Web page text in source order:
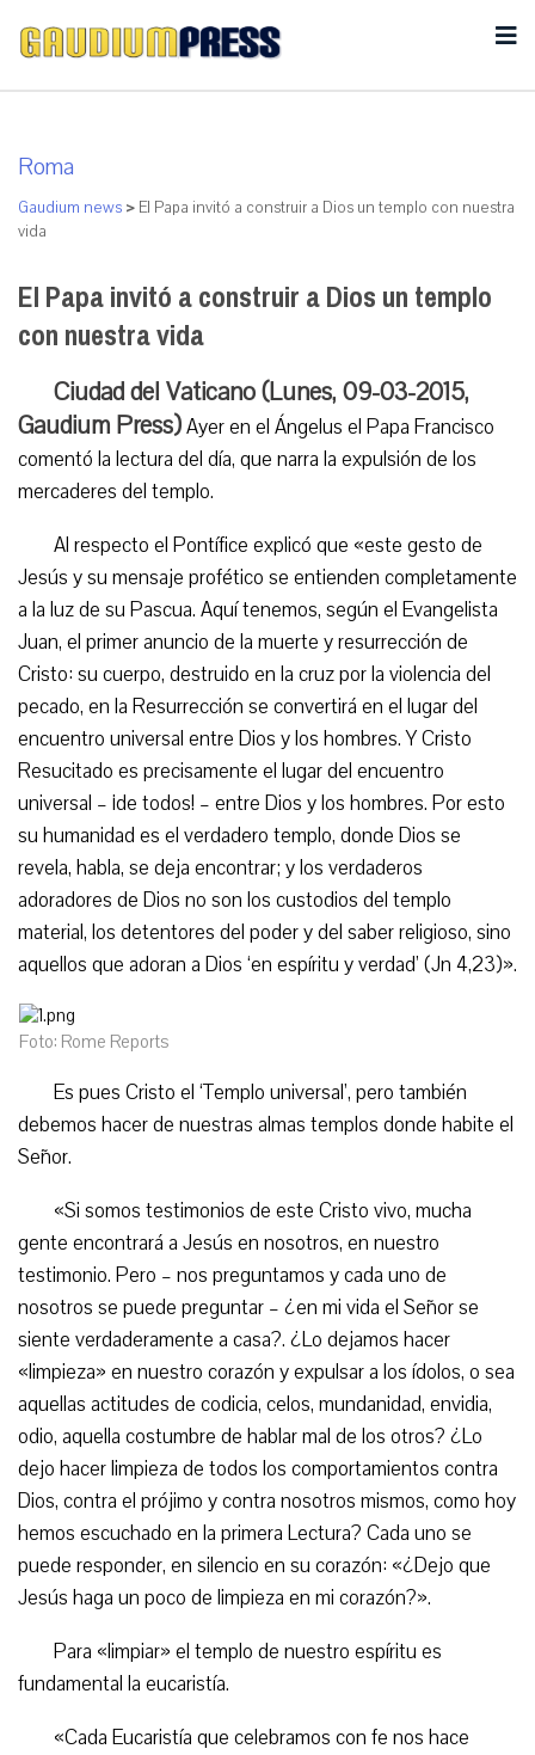
Roma
Gaudium news > El Papa invitó a construir a Dios un templo con nuestra
vida
El Papa invitó a construir a Dios un templo
con nuestra vida
Ciudad del Vaticano (Lunes, 09-03-2015,
Gaudium Press)Ayer en el Ángelus el Papa Francisco
comentó la lectura del día, que narra la expulsión de los
mercaderes del templo.
Al respecto el Pontífice explicó que «este gesto de
Jesús y su mensaje profético se entienden completamente
a la luz de su Pascua. Aquí tenemos, según el Evangelista
Juan, el primer anuncio de la muerte y resurrección de
Cristo: su cuerpo, destruido en la cruz por la violencia del
pecado, en la Resurrección se convertirá en el lugar del
encuentro universal entre Dios y los hombres. Y Cristo
Resucitado es precisamente el lugar del encuentro
universal – ¡de todos! – entre Dios y los hombres. Por esto
su humanidad es el verdadero templo, donde Dios se
revela, habla, se deja encontrar; y los verdaderos
adoradores de Dios no son los custodios del templo
material, los detentores del poder y del saber religioso, sino
aquellos que adoran a Dios ‘en espíritu y verdad’ (Jn 4,23)».
Foto: Rome Reports
Es pues Cristo el ‘Templo universal’, pero también
debemos hacer de nuestras almas templos donde habite el
Señor.
«Si somos testimonios de este Cristo vivo, mucha
gente encontrará a Jesús en nosotros, en nuestro
testimonio. Pero – nos preguntamos y cada uno de
nosotros se puede preguntar – ¿en mi vida el Señor se
siente verdaderamente a casa?. ¿Lo dejamos hacer
«limpieza» en nuestro corazón y expulsar a los ídolos, o sea
aquellas actitudes de codicia, celos, mundanidad, envidia,
odio, aquella costumbre de hablar mal de los otros? ¿Lo
dejo hacer limpieza de todos los comportamientos contra
Dios, contra el prójimo y contra nosotros mismos, como hoy
hemos escuchado en la primera Lectura? Cada uno se
puede responder, en silencio en su corazón: «¿Dejo que
Jesús haga un poco de limpieza en mi corazón?».
Para «limpiar» el templo de nuestro espíritu es
fundamental la eucaristía.
«Cada Eucaristía que celebramos con fe nos hace